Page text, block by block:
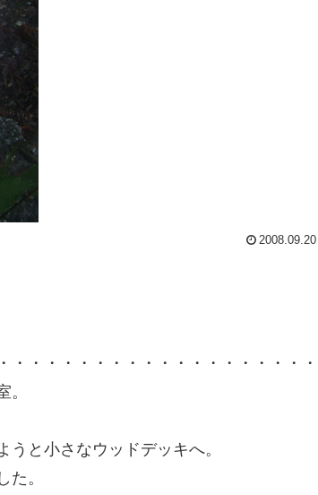
2008.09.20
・・・・・・・・・・・・・・・・・・・
。
と小さなウッドデッキへ。
。